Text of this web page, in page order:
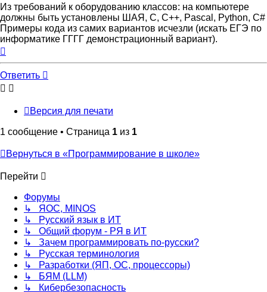
Из требований к оборудованию классов: на компьютере
должны быть установлены ШАЯ, C, C++, Pascal, Python, C#
Примеры кода из самих вариантов исчезли (искать ЕГЭ по
информатике ГГГГ демонстрационный вариант).
к
началу
Ответить
Версия для печати
1 сообщение • Страница 1 из 1
Вернуться в «Программирование в школе»
Перейти
Форумы
↳ ЯОС, MINOS
↳ Русский язык в ИТ
↳ Общий форум - РЯ в ИТ
↳ Зачем программировать по-русски?
↳ Русская терминология
↳ Разработки (ЯП, ОС, процессоры)
↳ БЯМ (LLM)
↳ Кибербезопасность